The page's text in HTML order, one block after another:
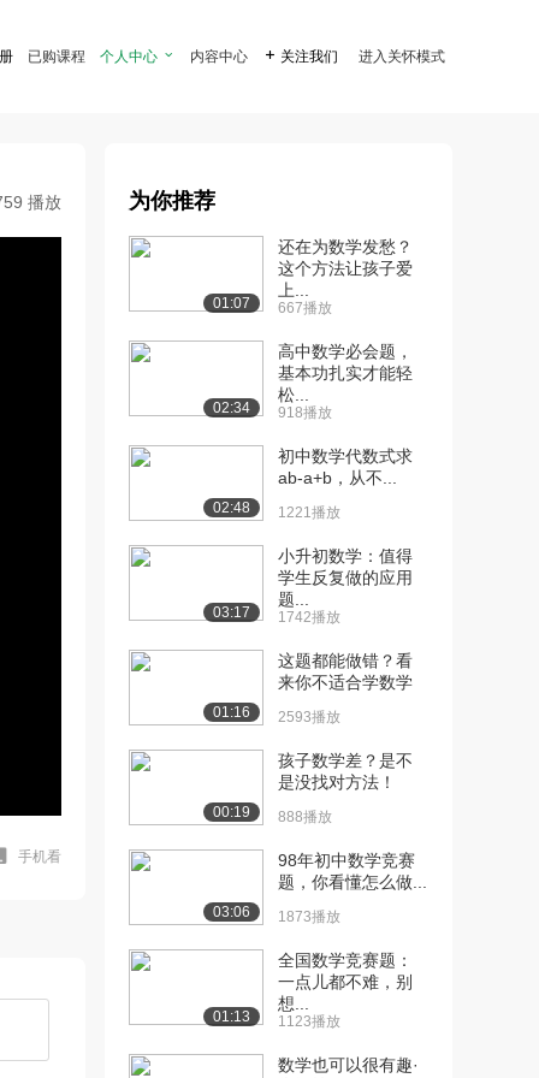
已购课程 个人中心  内容中心  关注我们 进入关怀模式
播放
手机看
为你推荐
01:07
还在为数学发愁？
这个方法让孩子爱
上...
667播放
02:34
高中数学必会题，
基本功扎实才能轻
松...
918播放
02:48
初中数学代数式求
ab-a+b，从不...
1221播放
03:17
小升初数学：值得
学生反复做的应用
题...
1742播放
01:16
这题都能做错？看
来你不适合学数学
2593播放
00:19
孩子数学差？是不
是没找对方法！
888播放
03:06
98年初中数学竞赛
题，你看懂怎么做...
1873播放
01:13
全国数学竞赛题：
一点儿都不难，别
想...
1123播放
数学也可以很有趣·